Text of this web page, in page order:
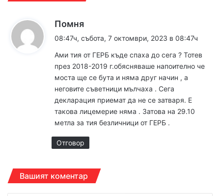
Помня
а
:
08:47ч, събота, 7 октомври, 2023 в 08:47ч
Ами тия от ГЕРБ къде спаха до сега ? Тотев
през 2018-2019 г.обясняваше напоително че
моста ще се бута и няма друг начин , а
неговите съветници мълчаха . Сега
декларация приемат да не се затваря. Е
такова лицемерие няма . Затова на 29.10
метла за тия безличници от ГЕРБ .
Отговор
Вашият коментар